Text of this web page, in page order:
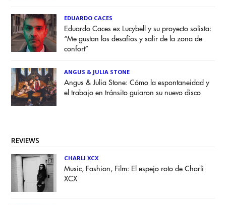
EDUARDO CACES
Eduardo Caces ex Lucybell y su proyecto solista:
“Me gustan los desafíos y salir de la zona de
confort”
ANGUS & JULIA STONE
Angus & Julia Stone: Cómo la espontaneidad y
el trabajo en tránsito guiaron su nuevo disco
REVIEWS
CHARLI XCX
Music, Fashion, Film: El espejo roto de Charli
XCX